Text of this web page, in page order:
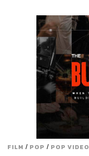
FILM / POP / POP VIDEO